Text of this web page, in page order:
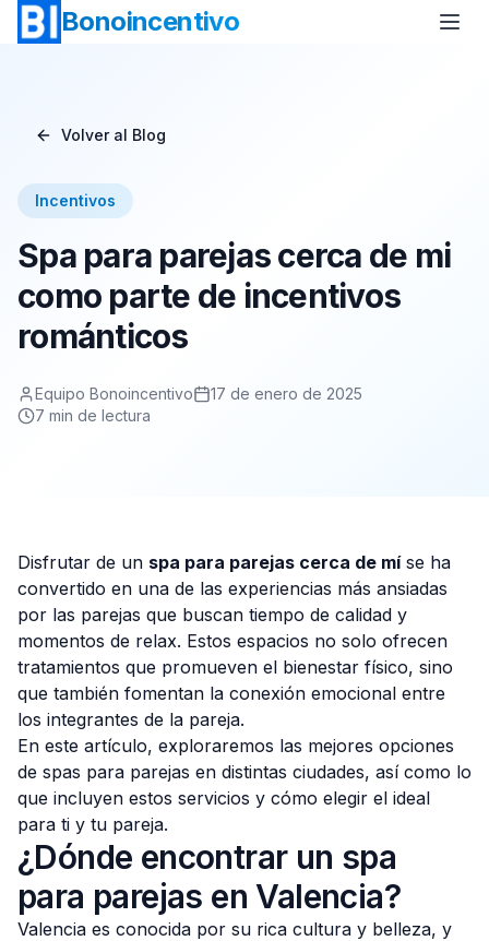
Bonoincentivo
Bono Vuelo
Bono Europa Bono Minicrucero
Bono Crucero
Consulta Gratis
Volver al Blog
Incentivos
Spa para parejas cerca de mi
como parte de incentivos
románticos
Equipo Bonoincentivo
17 de enero de 2025
7 min de lectura
Disfrutar de un spa para parejas cerca de míse ha
convertido en una de las experiencias más ansiadas
por las parejas que buscan tiempo de calidad y
momentos de relax. Estos espacios no solo ofrecen
tratamientos que promueven el bienestar físico, sino
que también fomentan la conexión emocional entre
los integrantes de la pareja.
En este artículo, exploraremos las mejores opciones
de spas para parejas en distintas ciudades, así como lo
que incluyen estos servicios y cómo elegir el ideal
para ti y tu pareja.
¿Dónde encontrar un spa
para parejas en Valencia?
Valencia es conocida por su rica cultura y belleza, y